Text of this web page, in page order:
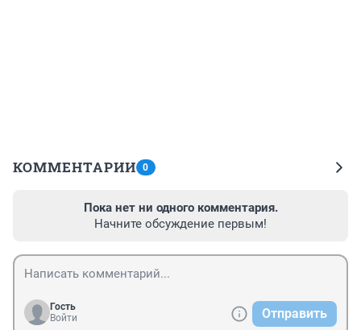
КОММЕНТАРИИ 0
Пока нет ни одного комментария.
Начните обсуждение первым!
Гость
Войти
Отправить